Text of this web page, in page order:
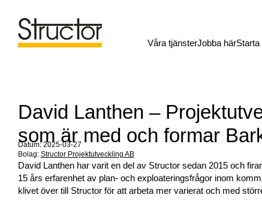
Våra tjänsterJobba härStarta
David Lanthen –
som är med och formar
Datum: 2025-03-27
Bolag: Structor Projektutveckling AB
David Lanthen har varit en del av Structor sedan 2015 och
15 års erfarenhet av plan- och exploateringsfrågor inom
klivet över till Structor för att arbeta mer varierat och med